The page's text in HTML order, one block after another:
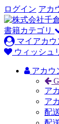
ログイン アカ
書籍カテゴリ
マイアカウ
ウィッシュ
アカウ
ア
ア
配